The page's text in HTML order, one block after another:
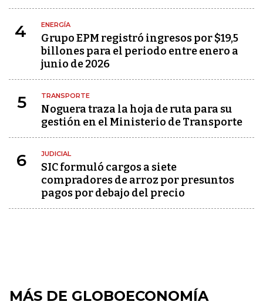
4 ENERGÍA
Grupo EPM registró ingresos por $19,5
billones para el periodo entre enero a
junio de 2026
5 TRANSPORTE
Noguera traza la hoja de ruta para su
gestión en el Ministerio de Transporte
6 JUDICIAL
SIC formuló cargos a siete
compradores de arroz por presuntos
pagos por debajo del precio
MÁS DE GLOBOECONOMÍA